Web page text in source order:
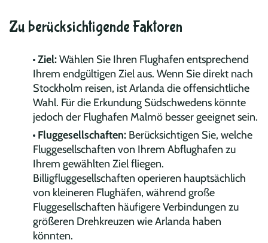
Zu berücksichtigende Faktoren
Ziel:Wählen Sie Ihren Flughafen entsprechend
Ihrem endgültigen Ziel aus. Wenn Sie direkt nach
Stockholm reisen, ist Arlanda die offensichtliche
Wahl. Für die Erkundung Südschwedens könnte
jedoch der Flughafen Malmö besser geeignet sein.
Fluggesellschaften: Berücksichtigen Sie, welche
Fluggesellschaften von Ihrem Abflughafen zu
Ihrem gewählten Ziel fliegen.
Billigfluggesellschaften operieren hauptsächlich
von kleineren Flughäfen, während große
Fluggesellschaften häufigere Verbindungen zu
größeren Drehkreuzen wie Arlanda haben
könnten.